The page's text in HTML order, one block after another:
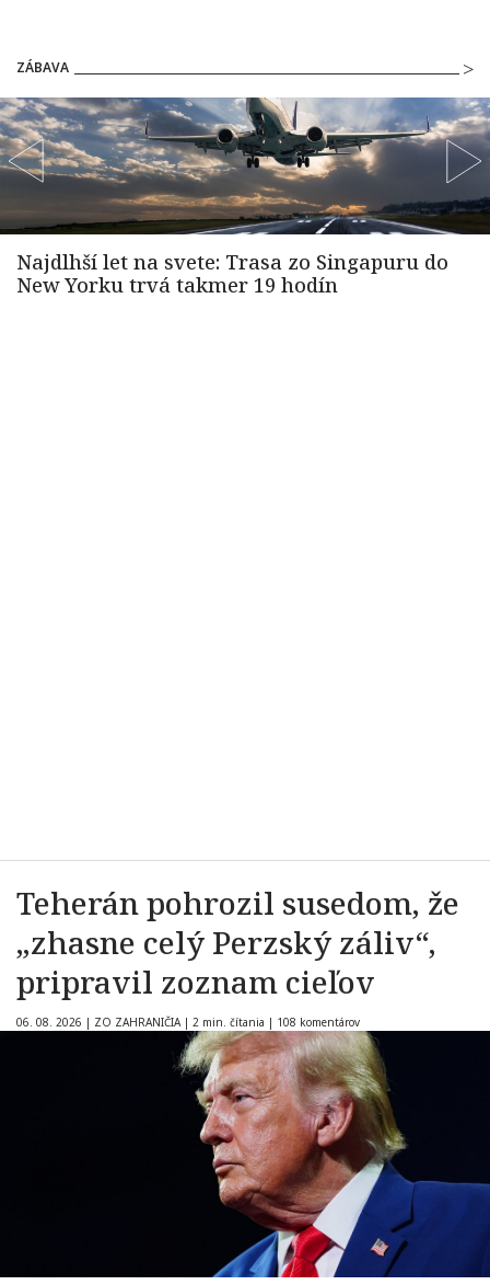
ZÁBAVA
Teherán pohrozil susedom, že
„zhasne celý Perzský záliv“,
pripravil zoznam cieľov
06. 08. 2026 | ZO ZAHRANIČIA | 2 min. čítania | 108 komentárov